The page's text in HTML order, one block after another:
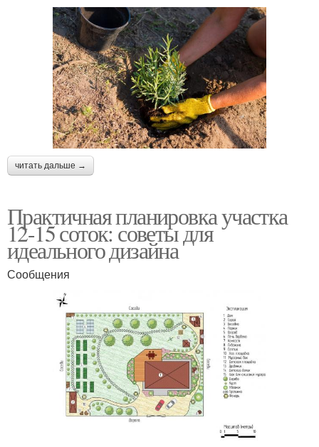
читать дальше →
Практичная планировка участка
12-15 соток: советы для
идеального дизайна
Сообщения